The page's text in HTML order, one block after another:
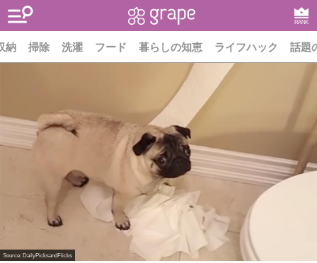
RANK
納 掃除 洗濯 フード 暮らしの知恵 ライフハック 話題
Source: DailyPicksandFlicks